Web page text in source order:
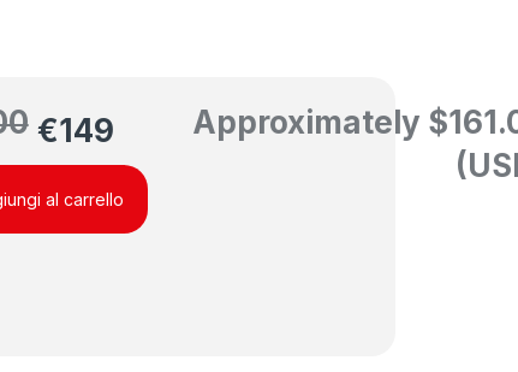
€149 Approximately $
al carrello